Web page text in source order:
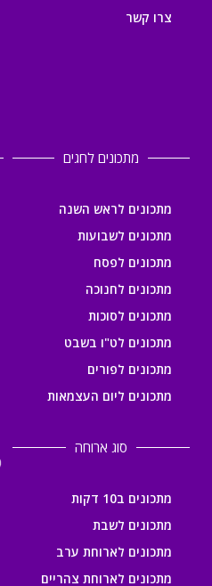
צרו קשר
מתכונים לחגים
מתכונים לראש השנה
מתכונים לשבועות
מתכונים לפסח
מתכונים לחנוכה
מתכונים לסוכות
מתכונים לט"ו בשבט
מתכונים לפורים
מתכונים ליום העצמאות
סוג ארוחה
מתכונים ב10 דקות
מתכונים לשבת
מתכונים לארוחת ערב
מתכונים לארוחת צהריים